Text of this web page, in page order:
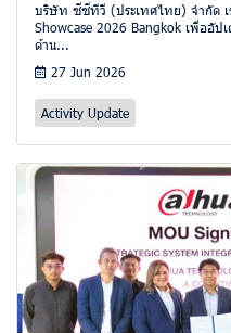
บริษัท ซีซีทีวี (ประเทศไทย) จำกัด เ
Showcase 2026 Bangkok เพื่ออัป
ด้าน...
27 Jun 2026
Activity Update